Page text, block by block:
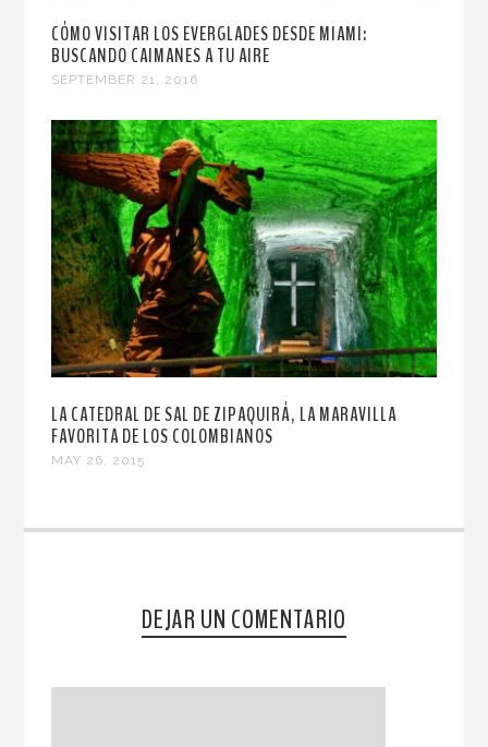
CÓMO VISITAR LOS EVERGLADES DESDE MIAMI:
BUSCANDO CAIMANES A TU AIRE
SEPTEMBER 21, 2016
LA CATEDRAL DE SAL DE ZIPAQUIRÁ, LA MARAVILLA
FAVORITA DE LOS COLOMBIANOS
MAY 26, 2015
DEJAR UN COMENTARIO